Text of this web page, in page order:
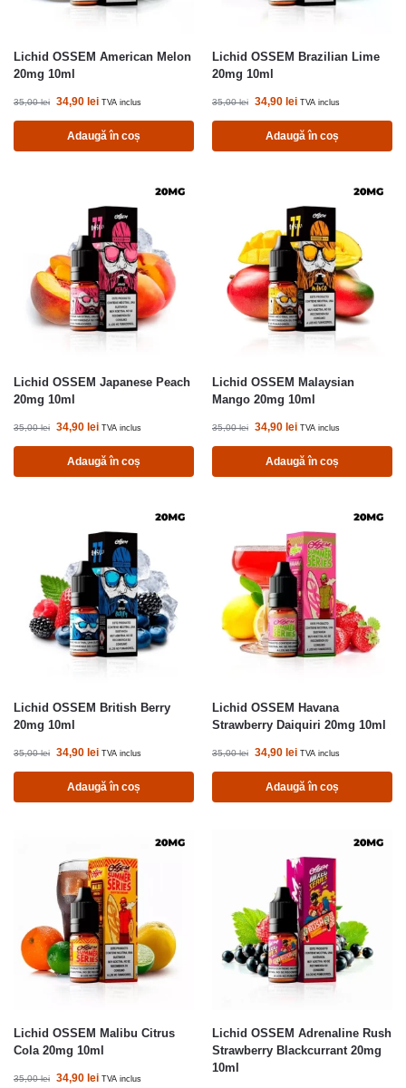
Lichid OSSEM American Melon
20mg 10ml
35,00lei 34,90 lei TVA inclus
Adaugă în coș
Lichid OSSEM Brazilian Lime
20mg 10ml
35,00lei 34,90 lei TVA inclus
Adaugă în coș
Lichid OSSEM Japanese Peach
20mg 10ml
35,00lei 34,90 lei TVA inclus
Adaugă în coș
Lichid OSSEM Malaysian
Mango 20mg 10ml
35,00lei 34,90 lei TVA inclus
Adaugă în coș
Lichid OSSEM British Berry
20mg 10ml
35,00lei 34,90 lei TVA inclus
Adaugă în coș
Lichid OSSEM Havana
Strawberry Daiquiri 20mg 10ml
35,00lei 34,90 lei TVA inclus
Adaugă în coș
Lichid OSSEM Malibu Citrus
Cola 20mg 10ml
35,00lei 34,90 lei TVA inclus
Lichid OSSEM Adrenaline Rush
Strawberry Blackcurrant 20mg
10ml